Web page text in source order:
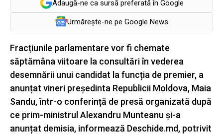
Adaugă-ne ca sursă preferată în Google
Urmărește-ne pe Google News
Fracțiunile parlamentare vor fi chemate
săptămâna viitoare la consultări în vederea
desemnării unui candidat la funcția de premier, a
anunțat vineri președinta Republicii Moldova, Maia
Sandu, într-o conferință de presă organizată după
ce prim-ministrul Alexandru Munteanu și-a
anunțat demisia, informează Deschide.md, potrivit